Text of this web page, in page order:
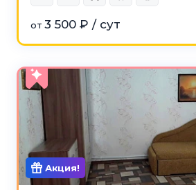
от 3 500 ₽ / сут
Акция!